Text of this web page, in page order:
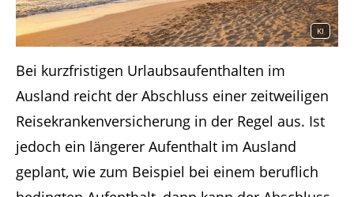
KI
Bei kurzfristigen Urlaubsaufenthalten im
Ausland reicht der Abschluss einer zeitweiligen
Reisekrankenversicherung in der Regel aus. Ist
jedoch ein längerer Aufenthalt im Ausland
geplant, wie zum Beispiel bei einem beruflich